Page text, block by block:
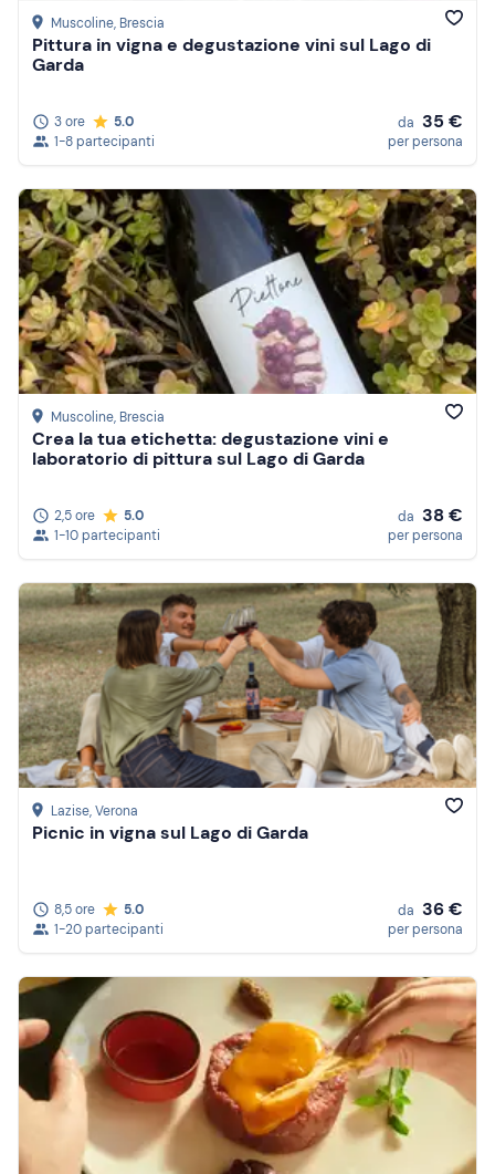
Muscoline, Brescia
Pittura in vigna e degustazione vini sul Lago di
Garda
3 ore
5.0
1-8 partecipanti
da 35 €
per persona
Muscoline, Brescia
Crea la tua etichetta: degustazione vini e
laboratorio di pittura sul Lago di Garda
2,5 ore
5.0
1-10 partecipanti
da 38 €
per persona
Lazise, Verona
Picnic in vigna sul Lago di Garda
8,5 ore
5.0
1-20 partecipanti
da 36 €
per persona